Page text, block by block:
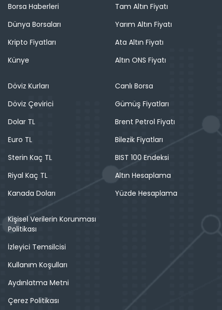
Borsa Haberleri
Dünya Borsaları
Kripto Fiyatları
Künye
Tam Altın Fiyatı
Yarım Altın Fiyatı
Ata Altın Fiyatı
Altın ONS Fiyatı
Döviz Kurları
Döviz Çevirici
Dolar TL
Euro TL
Sterin Kaç TL
Riyal Kaç TL
Kanada Doları
Canlı Borsa
Gümüş Fiyatları
Brent Petrol Fiyatı
Bilezik Fiyatları
BIST 100 Endeksi
Altın Hesaplama
Yüzde Hesaplama
Kişisel Verilerin Korunması
Politikası
İzleyici Temsilcisi
Kullanım Koşulları
Aydınlatma Metni
Çerez Politikası